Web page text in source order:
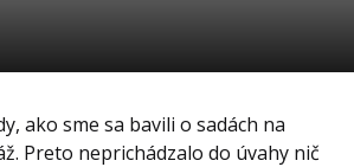
ako sme sa bavili o sadách na
Preto neprichádzalo do úvahy nič